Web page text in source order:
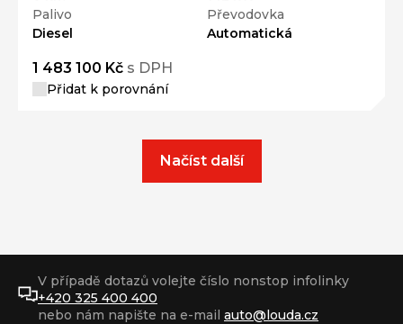
Palivo
Diesel
Převodovka
Automatická
1 483 100 Kč s DPH
Přidat k porovnání
Načíst další
V případě dotazů volejte číslo nonstop infolinky
+420 325 400 400
nebo nám napište na e-mail auto@louda.cz